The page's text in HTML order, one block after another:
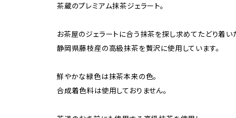
茶蔵のプレミアム抹茶ジェラート。
お茶屋のジェラートに合う抹茶を探し求めてたどり着い
静岡県藤枝産の高級抹茶を贅沢に使用しています。
鮮やかな緑色は抹茶本来の色。
合成着色料は使用しておりません。